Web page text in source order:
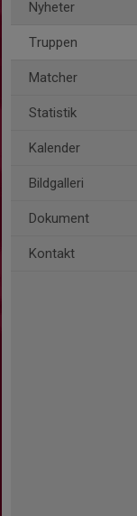
Nyheter
Truppen
Matcher
Statistik
Kalender
Bildgalleri
Dokument
Kontakt